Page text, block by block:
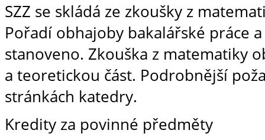
SZZ se skládá ze zkoušky z
Pořadí obhajoby bakalářské práce
stanoveno. Zkouška z matematiky
a teoretickou část. Podrobnější
stránkách katedry.
Kredity za povinné předměty